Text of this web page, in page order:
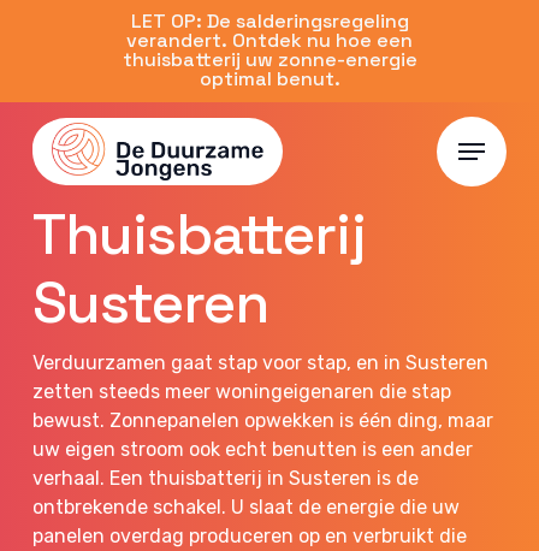
content
LET OP: De salderingsregeling
verandert. Ontdek nu hoe een
thuisbatterij uw zonne-energie
optimal benut.
Menu
Susteren
Thuisbatterij
Susteren
Verduurzamen gaat stap voor stap, en in Susteren
zetten steeds meer woningeigenaren die stap
bewust. Zonnepanelen opwekken is één ding, maar
uw eigen stroom ook echt benutten is een ander
verhaal. Een thuisbatterij in Susteren is de
ontbrekende schakel. U slaat de energie die uw
panelen overdag produceren op en verbruikt die